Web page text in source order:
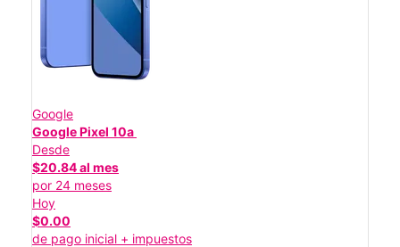
Google
Google Pixel 10a
Desde
$20.84 al mes
por 24 meses
Hoy
$0.00
de pago inicial + impuestos